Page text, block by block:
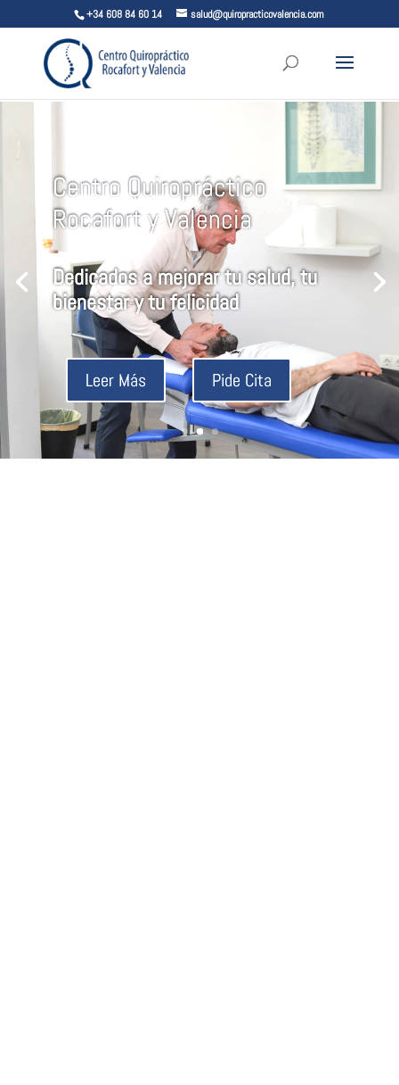
+34 608 84 60 14 salud@quiropracticovalencia.com
Centro Quiropráctico
Rocafort y Valencia
Dedicados a mejorar tu salud, tu
bienestar y tu felicidad
Leer Más Pide Cita